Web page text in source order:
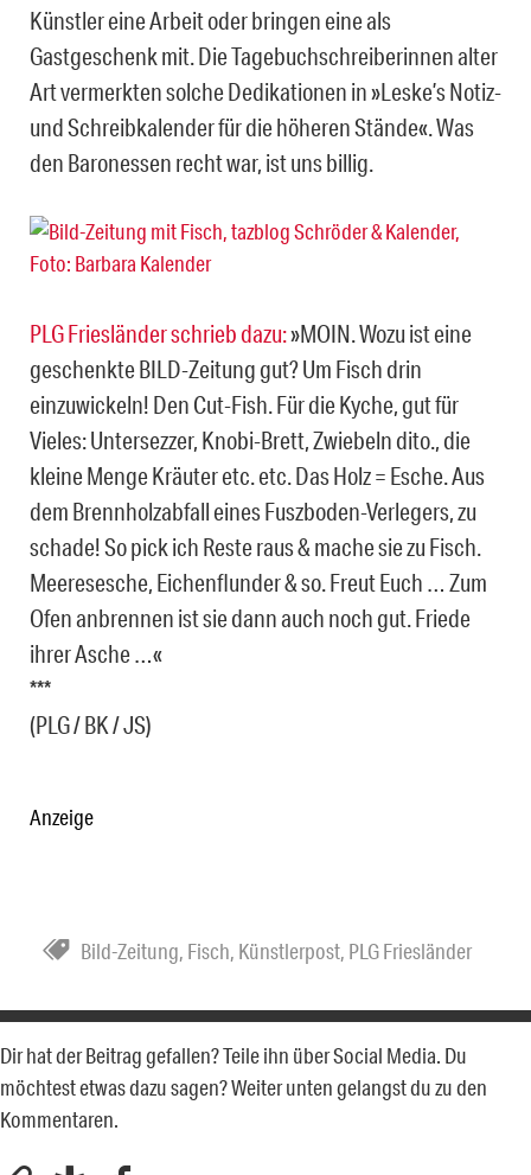
Künstler eine Arbeit oder bringen eine als
Gastgeschenk mit. Die Tagebuchschreiberinnen alter
Art vermerkten solche Dedikationen in »Leske’s Notiz-
und Schreibkalender für die höheren Stände«. Was
den Baronessen recht war, ist uns billig.
PLG Friesländer schrieb dazu:»MOIN. Wozu ist eine
geschenkte BILD-Zeitung gut? Um Fisch drin
einzuwickeln! Den Cut-Fish. Für die Kyche, gut für
Vieles: Untersezzer, Knobi-Brett, Zwiebeln dito., die
kleine Menge Kräuter etc. etc. Das Holz = Esche. Aus
dem Brennholzabfall eines Fuszboden-Verlegers, zu
schade! So pick ich Reste raus & mache sie zu Fisch.
Meeresesche, Eichenflunder & so. Freut Euch … Zum
Ofen anbrennen ist sie dann auch noch gut. Friede
ihrer Asche …«
***
(PLG / BK / JS)
Anzeige
Bild-Zeitung, Fisch, Künstlerpost, PLG Friesländer
Dir hat der Beitrag gefallen? Teile ihn über Social Media. Du
möchtest etwas dazu sagen? Weiter unten gelangst du zu den
Kommentaren.